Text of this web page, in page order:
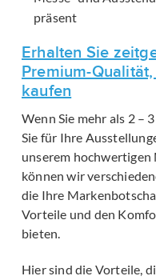
präsent
Erhalten Sie
Premium-
kaufen
Wenn Sie mehr als 2 –
Sie für Ihre
unserem hochwertigen
können wir
die Ihre
Vorteile und den
bieten.
Hier sind die Vorteile,